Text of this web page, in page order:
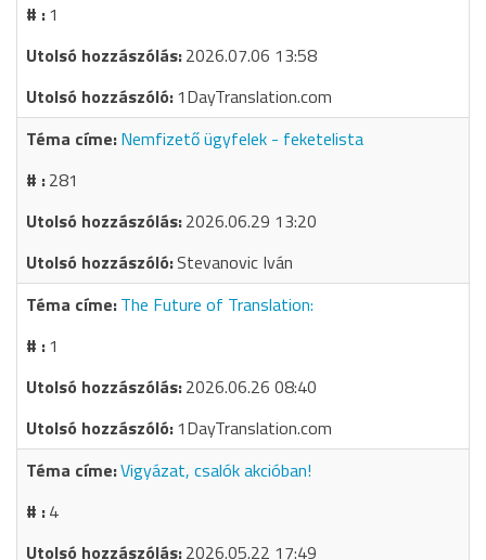
1
2026.07.06 13:58
1DayTranslation.com
Nemfizető ügyfelek - feketelista
281
2026.06.29 13:20
Stevanovic Iván
The Future of Translation:
1
2026.06.26 08:40
1DayTranslation.com
Vigyázat, csalók akcióban!
4
2026.05.22 17:49